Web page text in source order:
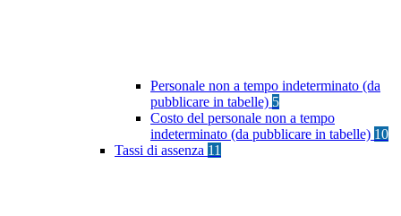
Personale non a tempo indeterminato (da
pubblicare in tabelle) 5
Costo del personale non a tempo
indeterminato (da pubblicare in tabelle) 10
Tassi di assenza 11